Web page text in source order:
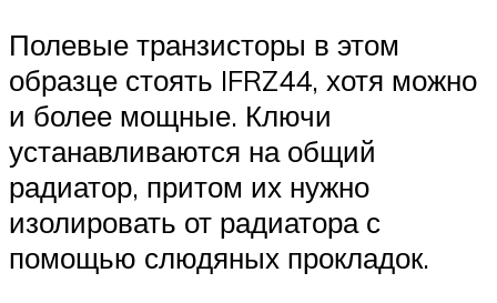
Полевые транзисторы в этом
образце стоять IFRZ44, хотя можно
и более мощные. Ключи
устанавливаются на общий
радиатор, притом их нужно
изолировать от радиатора с
помощью слюдяных прокладок.